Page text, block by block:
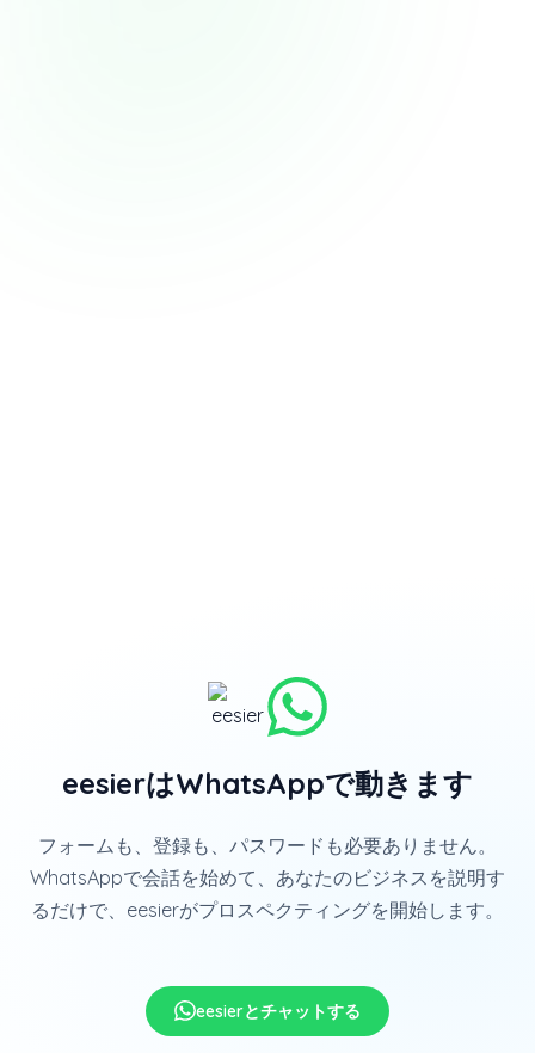
eesierはWhatsAppで動きます
フォームも、登録も、パスワードも必要ありません。
WhatsAppで会話を始めて、あなたのビジネスを説明す
るだけで、 eesierがプロスペクティングを開始します。
eesierとチャットする